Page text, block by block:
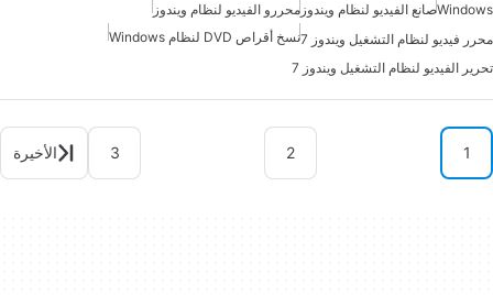
Windowsصانع الفيديو لنظام ويندوز محررو الفيديو لنظام ويندوز
محرر فيديو لنظام التشغيل ويندوز 7
نسخ أقراص DVD لنظام Windows
تحرير الفيديو لنظام التشغيل ويندوز 7
1
2
3 الأخيرة